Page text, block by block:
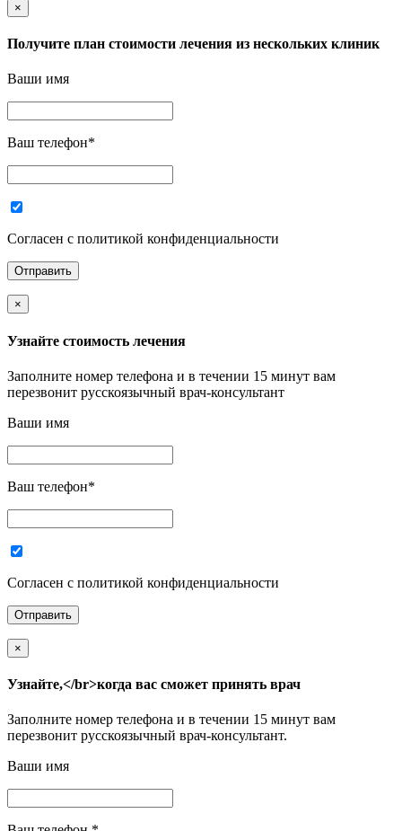
×
Получите план стоимости лечения из нескольких клиник
Ваши имя
Ваш телефон*
Согласен с политикой конфиденциальности
×
Узнайте стоимость лечения
Заполните номер телефона и в течении 15 минут вам
перезвонит русскоязычный врач-консультант
Ваши имя
Ваш телефон*
Согласен с политикой конфиденциальности
×
Узнайте,</br>когда вас сможет принять врач
Заполните номер телефона и в течении 15 минут вам
перезвонит русскоязычный врач-консультант.
Ваши имя